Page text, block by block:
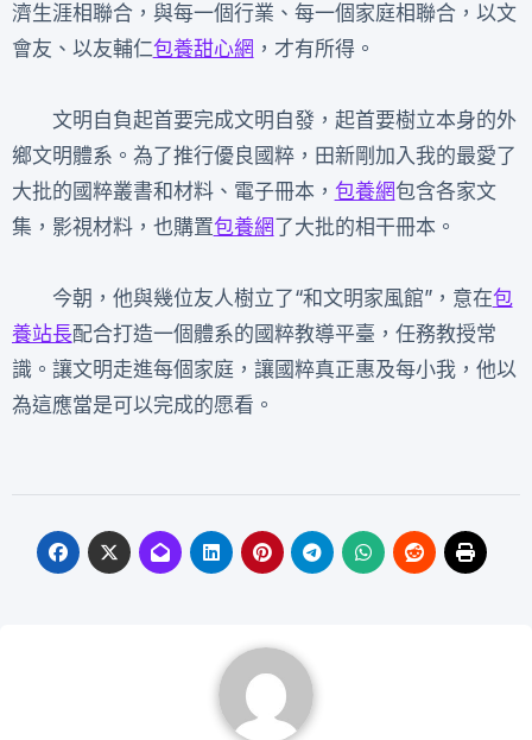
濟生涯相聯合，與每一個行業、每一個家庭相聯合，以文
會友、以友輔仁包養甜心網 ，才有所得。
文明自負起首要完成文明自發，起首要樹立本身的外
鄉文明體系。為了推行優良國粹，田新剛加入我的最愛了
大批的國粹叢書和材料、電子冊本， 包養網包含各家文
集，影視材料，也購置包養網了大批的相干冊本。
今朝，他與幾位友人樹立了“和文明家風館”，意在包
養站長配合打造一個體系的國粹教導平臺，任務教授常
識。讓文明走進每個家庭，讓國粹真正惠及每小我，他以
為這應當是可以完成的愿看。